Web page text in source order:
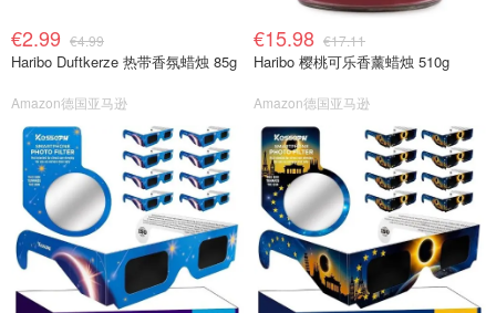
€2.99 €4.99
Haribo Duftkerze 热带香氛蜡烛 85g
Amazon德国亚马逊
€15.98 €17.11
Haribo 樱桃可乐香薰蜡烛 510g
Amazon德国亚马逊